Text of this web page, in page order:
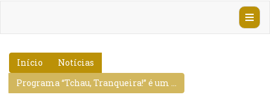
Abrir
Início
Notícias
Programa “Tchau, Tranqueira!” é um ...